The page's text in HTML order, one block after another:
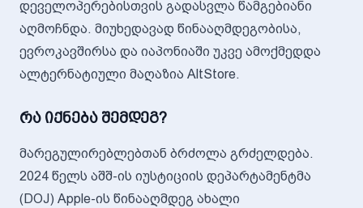
დეველოპერებისთვის გადასვლა წამგებიანი
აღმოჩნდა. მიუხედავად წინააღმდეგობისა,
ევროკავშირსა და იაპონიაში უკვე ამოქმედდა
ალტერნატიული მაღაზია AltStore.
რა იქნება შემდეგ?
მარეგულირებლებთან ბრძოლა გრძელდება.
2024 წელს აშშ-ის იუსტიციის დეპარტამენტმა
(DOJ) Apple-ის წინააღმდეგ ახალი